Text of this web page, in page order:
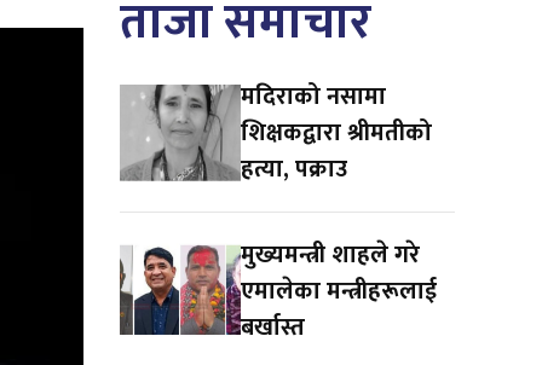
ताजा समाचार
मदिराको नसामा
शिक्षकद्वारा श्रीमतीको
हत्या, पक्राउ
मुख्यमन्त्री शाहले गरे
एमालेका मन्त्रीहरूलाई
बर्खास्त